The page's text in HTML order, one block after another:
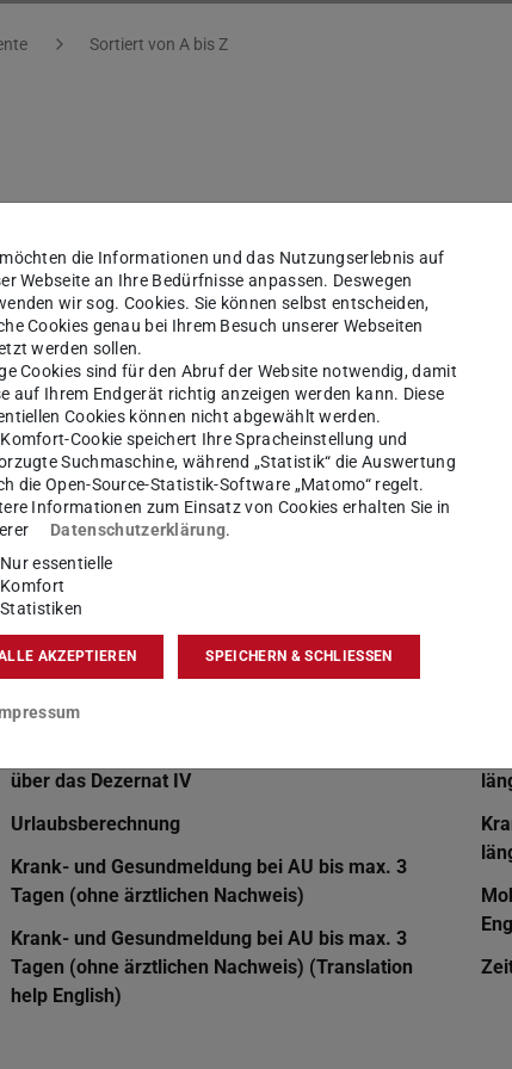
Sortiert von A bis Z
Datei)
in neuem Tab geöffnet)
help English)(PDF-Datei)
(wird in neuem Tab
neuem Tab geöffnet)
help English)(PDF-Datei)
(wird in neuem Tab geöffnet)
über das Dezernat IV
Urlaubsberechnung
Krank- und Gesundmeldung bei AU bis max. 3
Tagen (ohne ärztlichen Nachweis)
Krank- und Gesundmeldung bei AU bis max. 3
Tagen (ohne ärztlichen Nachweis) (Translation
help English)
die Informationen und das Nutzungserlebnis auf
Webseite an Ihre Bedürfnisse anpassen. Deswegen
wir sog. Cookies. Sie können selbst entscheiden,
Cookies genau bei Ihrem Besuch unserer Webseiten
werden sollen.
Cookies sind für den Abruf der Website notwendig, damit
auf Ihrem Endgerät richtig anzeigen werden kann. Diese
Cookies können nicht abgewählt werden.
Komfort-Cookie speichert Ihre Spracheinstellung und
Suchmaschine, während „Statistik“ die Auswertung
die Open-Source-Statistik-Software „Matomo“ regelt.
Informationen zum Einsatz von Cookies erhalten Sie in
Datenschutzerklärung.
Nur essentielle
Komfort
Statistiken
AKZEPTIEREN SPEICHERN & SCHLIESSEN